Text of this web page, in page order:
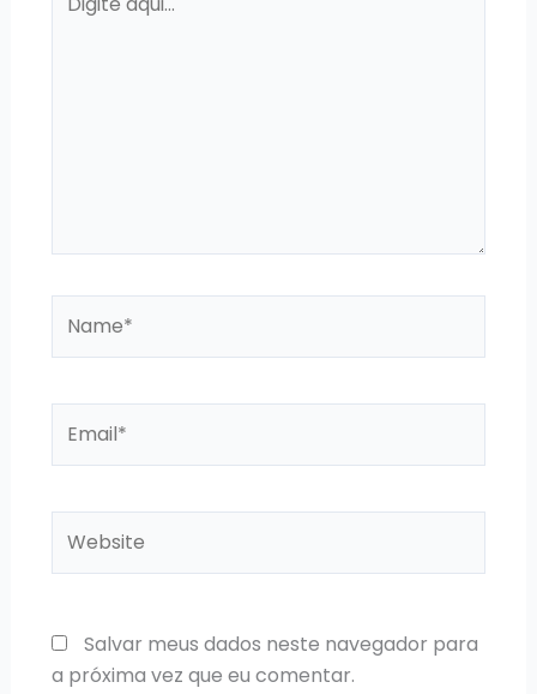
aqui...
Salvar meus dados neste navegador para
a próxima vez que eu comentar.